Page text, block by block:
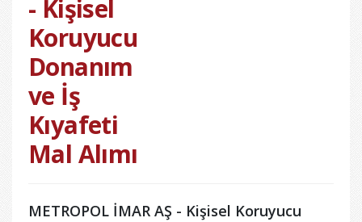
- Kişisel
Koruyucu
Donanım
ve İş
Kıyafeti
Mal Alımı
METROPOL İMAR AŞ - Kişisel Koruyucu